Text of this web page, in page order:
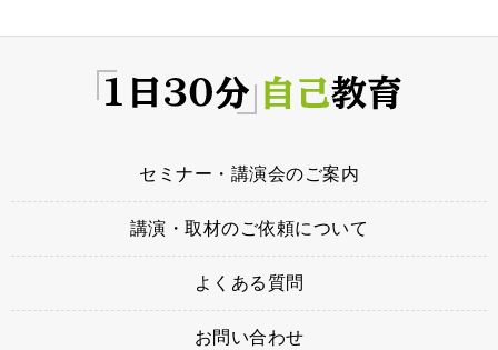
セミナー・講演会のご案内
講演・取材のご依頼について
よくある質問
お問い合わせ